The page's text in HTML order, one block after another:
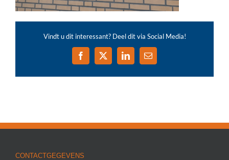
Vindt u dit interessant? Deel dit via Social Media!
Facebook
X LinkedIn
E-
CONTACTGEGEVENS